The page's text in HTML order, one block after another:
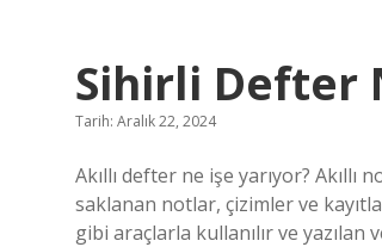
Sihirli Defter
Tarih: Aralık 22, 2024
Akıllı defter ne işe yarıyor?
saklanan notlar, çizimler ve
gibi araçlarla kullanılır ve